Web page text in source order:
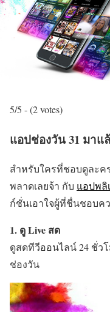
5/5 - (2 votes)
แอปช่องวัน 31 มาแ
สำหรับใครที่ชอบดูละค
พลาดเลยจ้า กับ แอปพลิ
ก์ชั่นเอาใจผู้ที่ชื่นชอบค
1. ดู Live สด
ดูสดทีวีออนไลน์ 24 ชั่ว
ช่องวัน